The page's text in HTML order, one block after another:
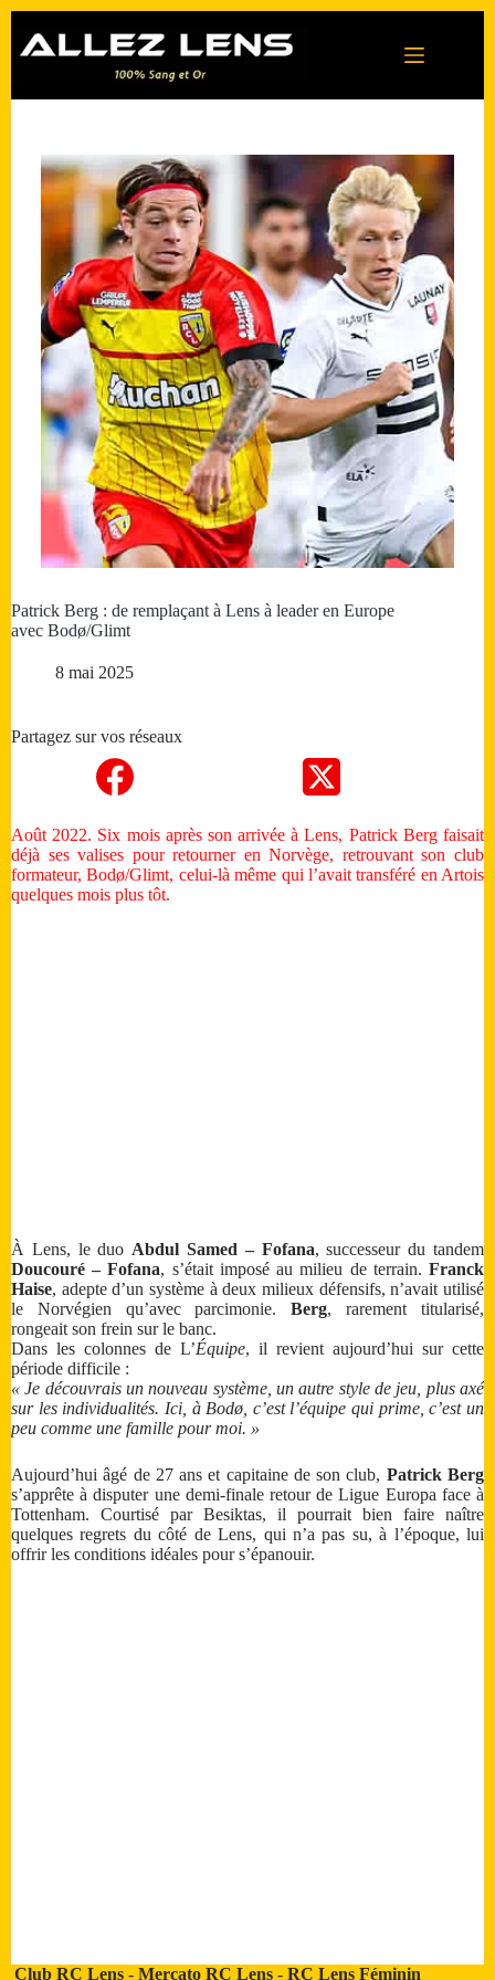
contenu
Patrick Berg : de remplaçant à Lens à leader en Europe
avec Bodø/Glimt
8 mai 2025
Partagez sur vos réseaux
Août 2022. Six mois après son arrivée à Lens, Patrick Berg faisait
déjà ses valises pour retourner en Norvège, retrouvant son club
formateur, Bodø/Glimt, celui-là même qui l’avait transféré en Artois
quelques mois plus tôt.
À Lens, le duo Abdul Samed – Fofana, successeur du tandem
Doucouré – Fofana, s’était imposé au milieu de terrain.Franck
Haise, adepte d’un système à deux milieux défensifs, n’avait utilisé
le Norvégien qu’avec parcimonie.Berg, rarement titularisé,
rongeait son frein sur le banc.
Dans les colonnes de L’Équipe, il revient aujourd’hui sur cette
période difficile :
« Je découvrais un nouveau système, un autre style de jeu, plus axé
sur les individualités. Ici, à Bodø, c’est l’équipe qui prime, c’est un
peu comme une famille pour moi. »
Aujourd’hui âgé de 27 ans et capitaine de son club, Patrick Berg
s’apprête à disputer une demi-finale retour de Ligue Europa face à
Tottenham. Courtisé par Besiktas, il pourrait bien faire naître
quelques regrets du côté de Lens, qui n’a pas su, à l’époque, lui
offrir les conditions idéales pour s’épanouir.
Club RC Lens -Mercato RC Lens -RC Lens Féminin